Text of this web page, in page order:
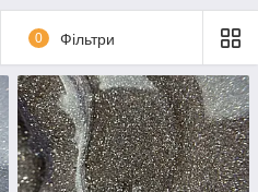
0 Фільтри